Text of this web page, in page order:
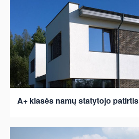
A+ klasės namų statytojo patirtis